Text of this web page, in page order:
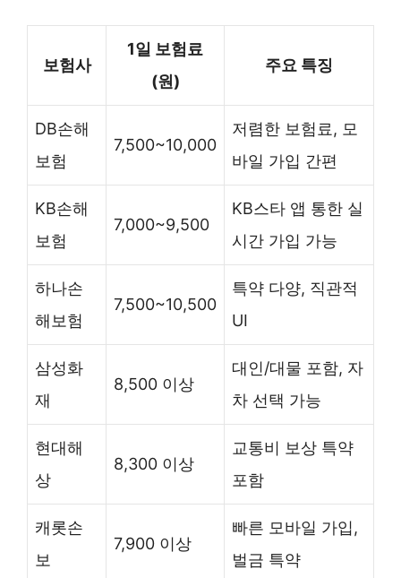
보험사
1일 보험료
(원)
주요 특징
DB손해
보험
7,500~10,000
저렴한 보험료, 모
바일 가입 간편
KB손해
보험
7,000~9,500
KB스타 앱 통한 실
시간 가입 가능
하나손
해보험
7,500~10,500
특약 다양, 직관적
UI
삼성화
재
8,500 이상
대인/대물 포함, 자
차 선택 가능
현대해
상
8,300 이상
교통비 보상 특약
포함
캐롯손
보
7,900 이상
빠른 모바일 가입,
벌금 특약